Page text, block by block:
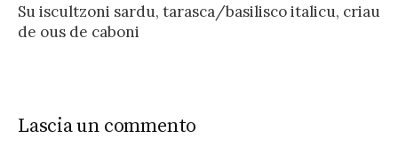
Su iscultzoni sardu, tarasca/basilisco italicu, criau
de ous de caboni
Lascia un commento